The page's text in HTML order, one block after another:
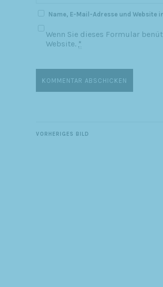
Name, E-Mail-Adresse und Website
Wenn Sie dieses Formular
Website. *
VORHERIGES BILD